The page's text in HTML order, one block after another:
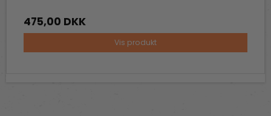
475,00 DKK
Vis produkt